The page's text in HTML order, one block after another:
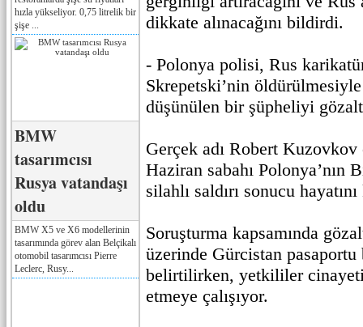
hızla yükseliyor. 0,75 litrelik bir
şişe ...
BMW
tasarımcısı
Rusya vatandaşı
oldu
BMW X5 ve X6 modellerinin
tasarımında görev alan Belçikalı
otomobil tasarımcısı Pierre
Leclerc, Rusy...
dikkate alınacağını bildirdi.
- Polonya polisi, Rus
Skrepetski’nin
düşünülen bir şüpheliyi
Gerçek adı Robert
Haziran sabahı Polonya’nın
silahlı saldırı sonucu
Soruşturma kapsamında
üzerinde Gürcistan pasaportu
belirtilirken, yetkililer
etmeye çalışıyor.